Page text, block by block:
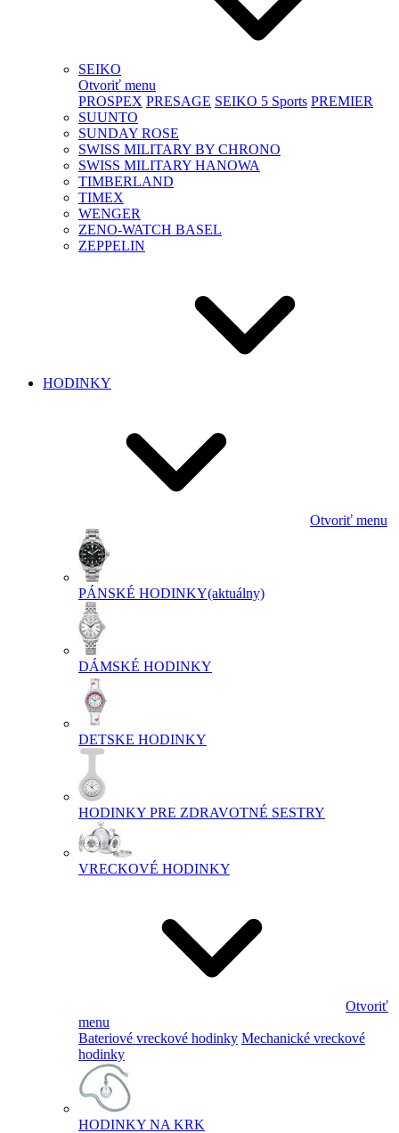
SEIKO
Otvoriť menu
PROSPEX PRESAGE SEIKO 5 Sports PREMIER
SUUNTO
SUNDAY ROSE
SWISS MILITARY BY CHRONO
SWISS MILITARY HANOWA
TIMBERLAND
TIMEX
WENGER
ZENO-WATCH BASEL
ZEPPELIN
HODINKY
Otvoriť menu
PÁNSKÉ HODINKY(aktuálny)
DÁMSKÉ HODINKY
DETSKE HODINKY
HODINKY PRE ZDRAVOTNÉ SESTRY
VRECKOVÉ HODINKY
Otvoriť
menu
Bateriové vreckové hodinky Mechanické vreckové
hodinky
HODINKY NA KRK